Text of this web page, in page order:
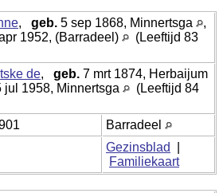
, geb. 5 sep 1868, Minnertsga
,
1952, (Barradeel)
(Leeftijd 83
de, geb. 7 mrt 1874, Herbaijum
jul 1958, Minnertsga
(Leeftijd 84
Barradeel
Gezinsblad
Familiekaart